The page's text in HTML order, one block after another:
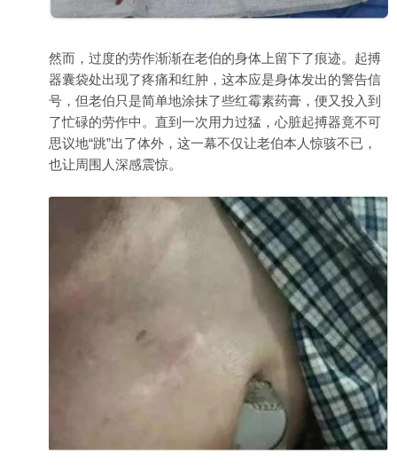
然而，过度的劳作渐渐在老伯的身体上留下了痕迹。起搏
器囊袋处出现了疼痛和红肿，这本应是身体发出的警告信
号，但老伯只是简单地涂抹了些红霉素药膏，便又投入到
了忙碌的劳作中。直到一次用力过猛，心脏起搏器竟不可
思议地“跳”出了体外，这一幕不仅让老伯本人惊骇不已，
也让周围人深感震惊。